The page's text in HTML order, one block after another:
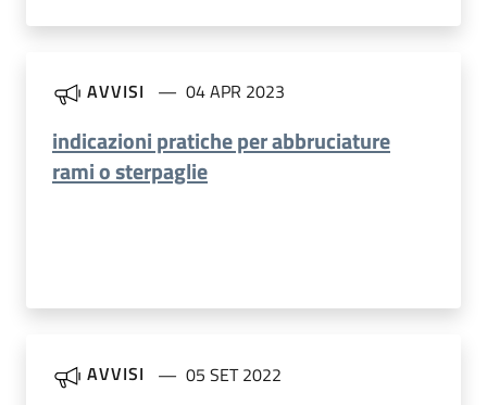
AVVISI 04 APR 2023
indicazioni pratiche per abbruciature
rami o sterpaglie
AVVISI 05 SET 2022